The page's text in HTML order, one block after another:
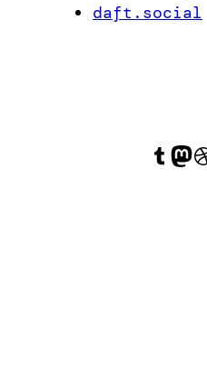
daft.social
Tumblr Mastodon Dribbble